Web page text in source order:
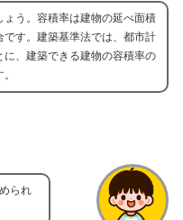
う。容積率は建物の延べ面積
す。建築基準法では、都市計
、建築できる建物の容積率の
られ